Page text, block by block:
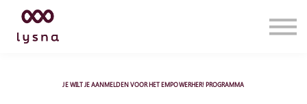
Sign in
JE WILT JE AANMELDEN VOOR HET EMPOWERHER! PROGRAMMA